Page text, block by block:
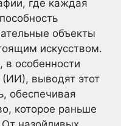
где каждая
объекты
искусством.
в особенности
(ИИ), выводят этот
обеспечивая
которое раньше